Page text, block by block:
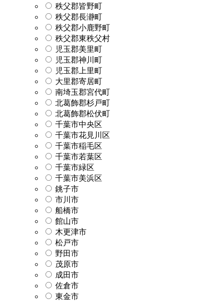
秩父郡皆野町
秩父郡長瀞町
秩父郡小鹿野町
秩父郡東秩父村
児玉郡美里町
児玉郡神川町
児玉郡上里町
大里郡寄居町
南埼玉郡宮代町
北葛飾郡杉戸町
北葛飾郡松伏町
千葉市中央区
千葉市花見川区
千葉市稲毛区
千葉市若葉区
千葉市緑区
千葉市美浜区
銚子市
市川市
船橋市
館山市
木更津市
松戸市
野田市
茂原市
成田市
佐倉市
東金市